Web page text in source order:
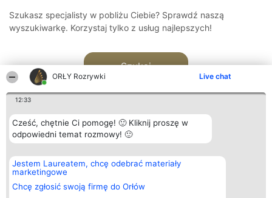
ORŁY Rozrywki Live chat
12:33
Cześć, chętnie Ci pomogę! 🙂 Kliknij proszę w
odpowiedni temat rozmowy! 🙂
Jestem Laureatem, chcę odebrać materiały
marketingowe
Chcę zgłosić swoją firmę do Orłów
Szukasz specjalisty w pobliżu Ciebie? Sprawdź naszą
wyszukiwarkę. Korzystaj tylko z usług najlepszych!
Szukaj
Organizator plebiscytu
Bright Side Solutions sp. z o.
o. sp. k.
ul. Ruska 22
Wrocław 50-079
Plebiscyt
Laureaci
wszystkich
Laureatów
Kontakt
Kontakt